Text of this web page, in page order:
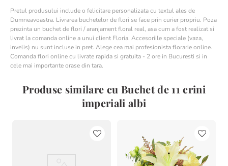
Pretul produsului include o felicitare personalizata cu textul ales de
Dumneavoastra. Livrarea buchetelor de flori se face prin curier propriu. Poza
prezinta un buchet de flori / aranjament floral real, asa cum a fost realizat si
livrat la comanda online a unui client Floria. Accesoriile speciale (vaza,
invelis) nu sunt incluse in pret. Alege cea mai profesionista florarie online.
Comanda flori online cu livrate rapida si gratuita - 2 ore in Bucuresti si in
cele mai importante orase din tara.
Produse similare cu Buchet de 11 crini
imperiali albi